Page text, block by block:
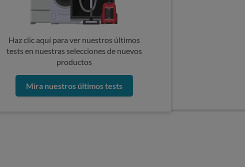
Haz clic aquí para ver nuestros últimos
tests en nuestras selecciones de nuevos
productos
Mira nuestros últimos tests